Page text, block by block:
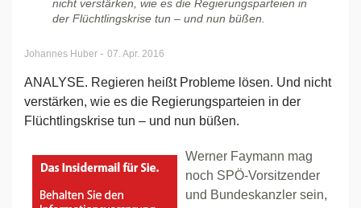
nicht verstärken, wie es die Regierungsparteien in
der Flüchtlingskrise tun – und nun büßen.
Johannes Huber - 07. Apr. 2016
ANALYSE. Regieren heißt Probleme lösen. Und nicht
verstärken, wie es die Regierungsparteien in der
Flüchtlingskrise tun – und nun büßen.
Werner Faymann mag
noch SPÖ-Vorsitzender
und Bundeskanzler sein,